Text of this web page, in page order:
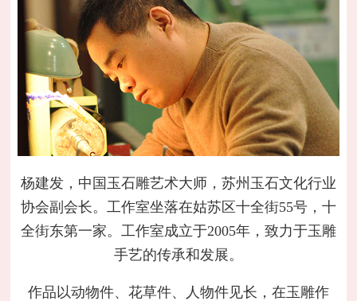
杨建发，中国玉石雕艺术大师，苏州玉石文化行业
协会副会长。工作室坐落在姑苏区十全街55号，十
全街东第一家。工作室成立于2005年，致力于玉雕
手艺的传承和发展。
作品以动物件、花草件、人物件见长，在玉雕作